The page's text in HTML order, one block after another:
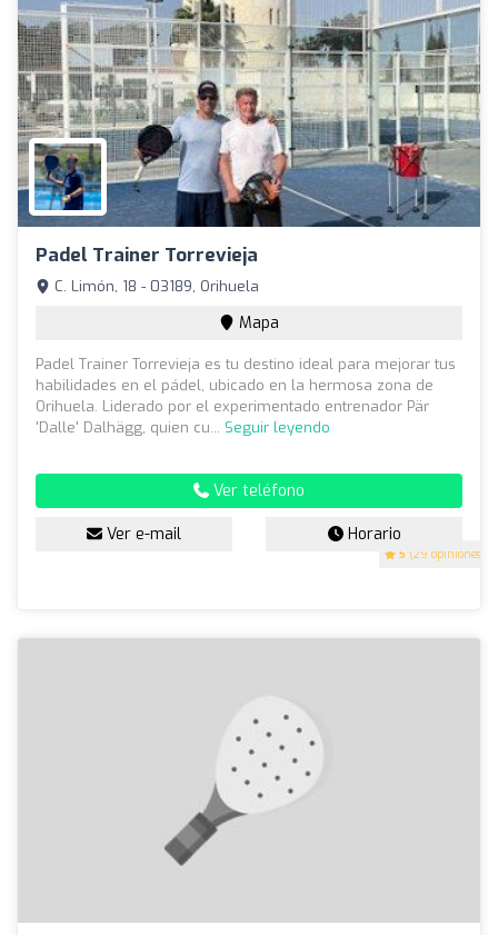
Padel Trainer Torrevieja
5 (29 opiniones)
C. Limón, 18 - 03189, Orihuela
Mapa
Padel Trainer Torrevieja es tu destino ideal para mejorar tus
habilidades en el pádel, ubicado en la hermosa zona de
Orihuela. Liderado por el experimentado entrenador Pär
'Dalle' Dalhägg, quien cu... Seguir leyendo
Ver teléfono
Ver e-mail Horario